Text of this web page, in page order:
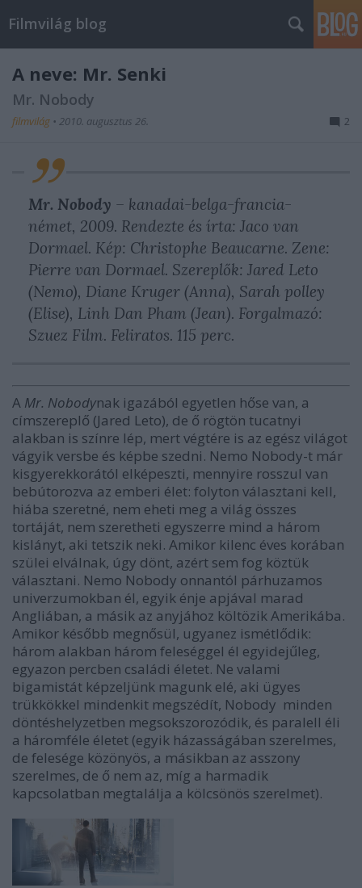
Filmvilág blog
A neve: Mr. Senki
Mr. Nobody
filmvilág • 2010. augusztus 26. 2
Mr. Nobody – kanadai-belga-francia-
német, 2009. Rendezte és írta: Jaco van
Dormael. Kép: Christophe Beaucarne. Zene:
Pierre van Dormael. Szereplők: Jared Leto
(Nemo), Diane Kruger (Anna), Sarah polley
(Elise), Linh Dan Pham (Jean). Forgalmazó:
Szuez Film. Feliratos. 115 perc.
A Mr. Nobodynak igazából egyetlen hőse van, a
címszereplő (Jared Leto), de ő rögtön tucatnyi
alakban is színre lép, mert végtére is az egész világot
vágyik versbe és képbe szedni. Nemo Nobody-t már
kisgyerekkorától elképeszti, mennyire rosszul van
bebútorozva az emberi élet: folyton választani kell,
hiába szeretné, nem eheti meg a világ összes
tortáját, nem szeretheti egyszerre mind a három
kislányt, aki tetszik neki. Amikor kilenc éves korában
szülei elválnak, úgy dönt, azért sem fog köztük
választani. Nemo Nobody onnantól párhuzamos
univerzumokban él, egyik énje apjával marad
Angliában, a másik az anyjához költözik Amerikába.
Amikor később megnősül, ugyanez ismétlődik:
három alakban három feleséggel él egyidejűleg,
egyazon percben családi életet. Ne valami
bigamistát képzeljünk magunk elé, aki ügyes
trükkökkel mindenkit megszédít, Nobody minden
döntéshelyzetben megsokszorozódik, és paralell éli
a háromféle életet (egyik házasságában szerelmes,
de felesége közönyös, a másikban az asszony
szerelmes, de ő nem az, míg a harmadik
kapcsolatban megtalálja a kölcsönös szerelmet).